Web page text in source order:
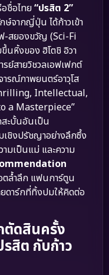
ชื่อไทย“ปรสิต 2”
จากญี่ปุ่น ได้ก้าวเข้า
-สยองขวัญ (Sci-Fi
นหิ้งของ ฮิโตชิ อิวา
ย์สายวิชวลเอฟเฟกต์
ารณ์ภาพยนตร์อาวุโส
Intellectual,
a Masterpiece”
สะบั้นอันเป็น
ชิงปรัชญาอย่างลึกซึ้ง
มเป็นแม่ และความ
ล้ำลึก แฟนการ์ตูน
าร์กที่ทิ้งปมให้คิดต่อ
ตัดสินครั้ง
สิต กับก้าว